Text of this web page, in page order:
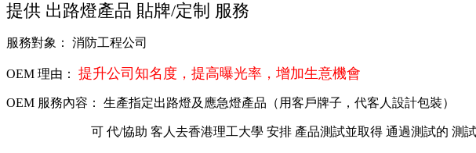
提供 出路燈產品 貼牌/定制 服務
服務對象： 消防工程公司
OEM 理由： 提升公司知名度，提高曝光率，增加生意機會
OEM 服務內容： 生產指定出路燈及應急燈產品（用客戶牌子，代客人設計包裝）
可 代/協助 客人去香港理工大學 安排 產品測試並取得 通過測試的 測試